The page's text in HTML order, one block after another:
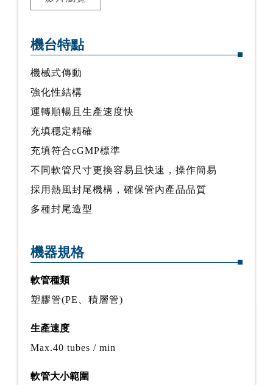
機台特點
機械式傳動
強化性結構
運轉順暢且生產速度快
充填穩定精確
充填符合cGMP標準
不同軟管尺寸更換容易且快速，操作簡易
採用熱風封尾機構，確保管內產品品質
多種封尾造型
機器規格
軟管種類
塑膠管(PE、積層管)
生產速度
Max.40 tubes / min
軟管大小範圍